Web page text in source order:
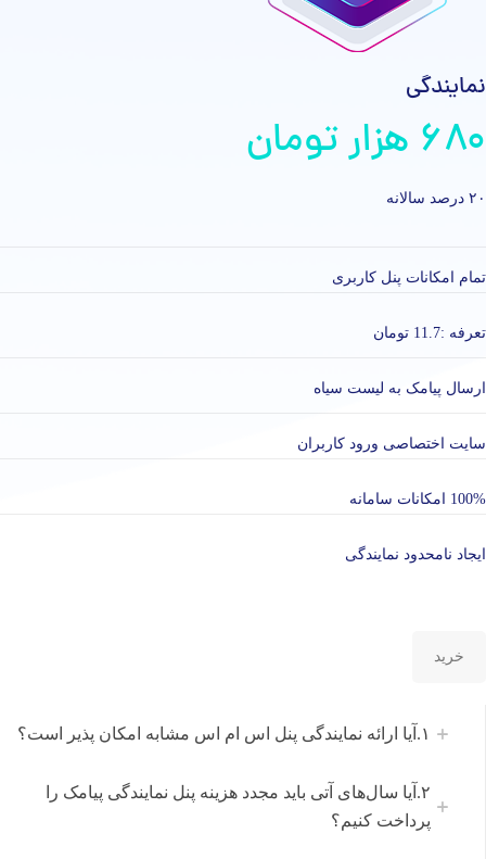
نمایندگی
۶۸۰ هزار تومان
۲۰ درصد سالانه
تمام امکانات پنل کاربری
تعرفه :‌11.7 تومان
ارسال پیامک به لیست سیاه
سایت اختصاصی ورود کاربران
100% امکانات سامانه
ایجاد نامحدود نمایندگی
خرید
۱.آیا ارائه نمایندگی پنل اس ام اس مشابه امکان پذیر است؟
۲.آیا سال‌های آتی باید مجدد هزینه پنل نمایندگی پیامک را
پرداخت کنیم؟